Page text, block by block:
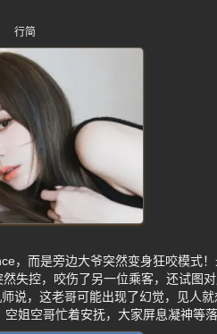
行简
，而是旁边大爷突然变身狂咬模式
失控，咬伤了另一位乘客，还试图
说，这老哥可能出现了幻觉，见人
姐空哥忙着安抚，大家屏息凝神等落